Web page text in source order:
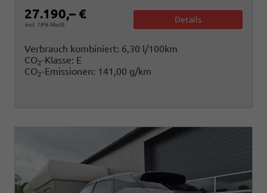
27.190,– €
incl. 19% MwSt.
Details
Verbrauch kombiniert: 6,30 l/100km
CO2-Klasse: E
CO2-Emissionen: 141,00 g/km